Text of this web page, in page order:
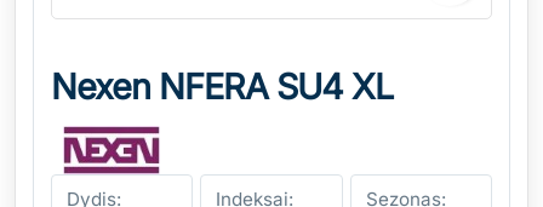
Nexen NFERA SU4 XL
Dydis:
Indeksai:
Sezonas: